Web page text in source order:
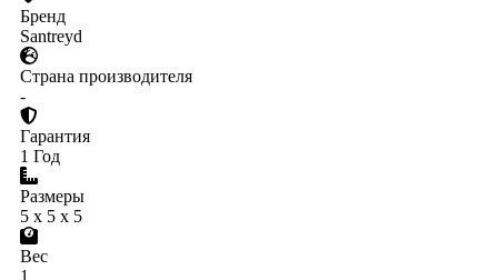
Бренд
Santreyd
Страна производителя
-
Гарантия
1 Год
Размеры
5 x 5 x 5
Вес